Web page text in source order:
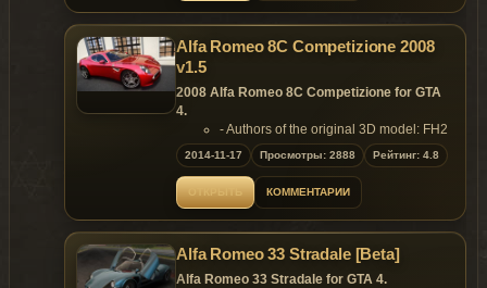
Alfa Romeo 8C Competizione 2008
v1.5
2008 Alfa Romeo 8C Competizione for GTA
4.
- Authors of the original 3D model: FH2
- Convert & rendering by: YCA-G
- Data by: peerless情
Features:
- Model support all features of the
game.
2014-11-17 Просмотры: 2888 Рейтинг: 4.8
КОММЕНТАРИИ
Alfa Romeo 33 Stradale [Beta]
Alfa Romeo 33 Stradale for GTA 4.